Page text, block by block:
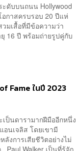
ะดับบนถนน Hollywood
อกาสครบรอบ 20 ปีแห่
มเสื้อที่มีข้อความว่า
ยุ 16 ปี พร้อมถ่ายรูปคู่กับ
Fame ในปี 2023
เป็นดารามากฝีมืออีกหนึ่ง
นเจลิส โดยเขามี
งการเสียชีวิตอย่างไม่